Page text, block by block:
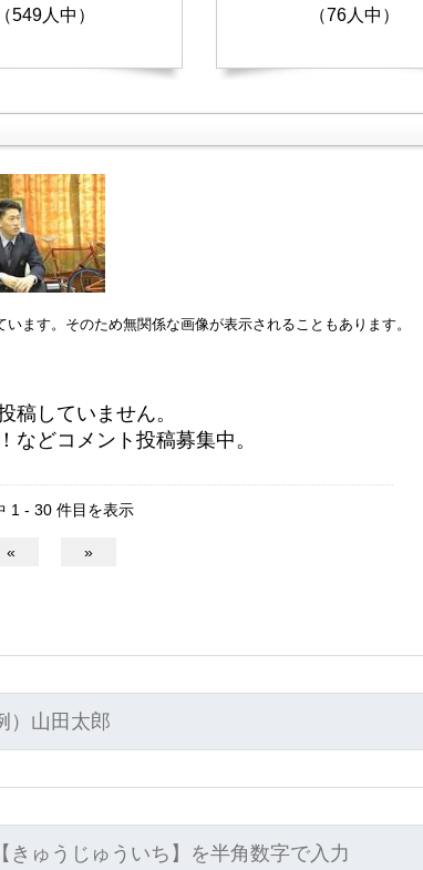
（549人中）
（76人中）
ます。そのため無関係な画像が表示されることもあります。
稿していません。
などコメント投稿募集中。
1 - 30 件目を表示
« »